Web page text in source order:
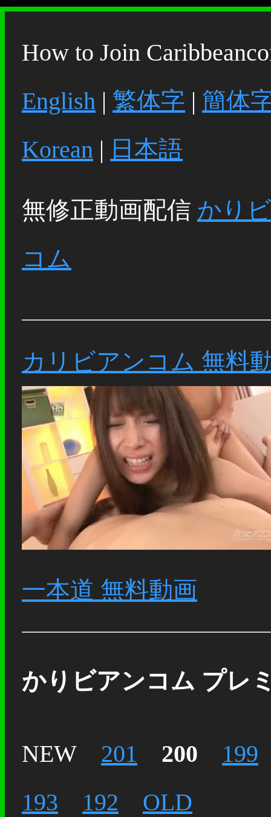
How to Join
English | 繁体字 | 簡体
Korean | 日本語
無修正動画配信 かり
コム
カリビアンコム 無料
一本道 無料動画
かりビアンコム プレ
NEW 201 200
199
193
192 OLD